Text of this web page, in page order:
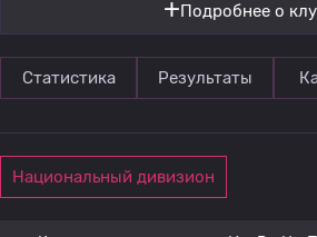
Подробнее о
Статистика Результаты
Национальный дивизион